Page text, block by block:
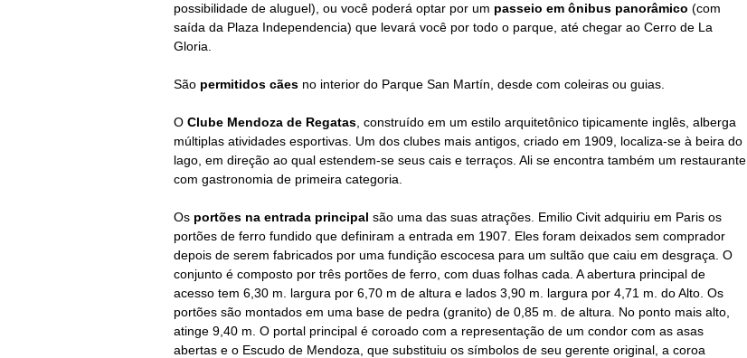
possibilidade de aluguel), ou você poderá optar por um passeio em ônibus panorâmico (com
saída da Plaza Independencia) que levará você por todo o parque, até chegar ao Cerro de La
Gloria.
São permitidos cães no interior do Parque San Martín, desde com coleiras ou guias.
O Clube Mendoza de Regatas , construído em um estilo arquitetônico tipicamente inglês, alberga
múltiplas atividades esportivas. Um dos clubes mais antigos, criado em 1909, localiza-se à beira do
lago, em direção ao qual estendem-se seus cais e terraços. Ali se encontra também um restaurante
com gastronomia de primeira categoria.
Os portões na entrada principal são uma das suas atrações. Emilio Civit adquiriu em Paris os
portões de ferro fundido que definiram a entrada em 1907. Eles foram deixados sem comprador
depois de serem fabricados por uma fundição escocesa para um sultão que caiu em desgraça. O
conjunto é composto por três portões de ferro, com duas folhas cada. A abertura principal de
acesso tem 6,30 m. largura por 6,70 m de altura e lados 3,90 m. largura por 4,71 m. do Alto. Os
portões são montados em uma base de pedra (granito) de 0,85 m. de altura. No ponto mais alto,
atinge 9,40 m. O portal principal é coroado com a representação de um condor com as asas
abertas e o Escudo de Mendoza, que substituiu os símbolos de seu gerente original, a coroa